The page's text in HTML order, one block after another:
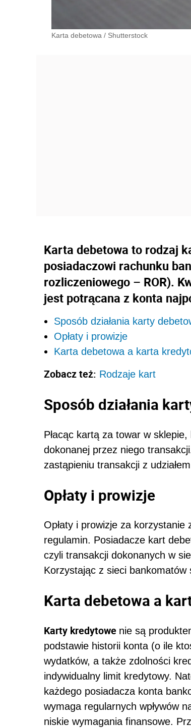
Karta debetowa / Shutterstock
Karta debetowa to rodzaj
posiadaczowi rachunku
rozliczeniowego – ROR).
jest potrącana z konta
Sposób działania karty
Opłaty i prowizje
Karta debetowa a karta
Zobacz też: Rodzaje kart
Sposób działania
Płacąc kartą za towar w
dokonanej przez niego
zastąpieniu transakcji z
Opłaty i prowizje
Opłaty i prowizje za
regulamin. Posiadacze kart
czyli transakcji dokonanych w
Korzystając z sieci
Karta debetowa a
Karty kredytowe nie są
podstawie historii konta (o ile
wydatków, a także zdolności
indywidualny limit kredytowy.
każdego posiadacza konta
wymaga regularnych wpływów
niskie wymagania finansowe.